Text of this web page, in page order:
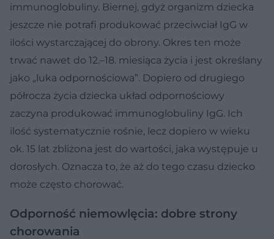
immunoglobuliny. Biernej, gdyż organizm dziecka
jeszcze nie potrafi produkować przeciwciał IgG w
ilości wystarczającej do obrony. Okres ten może
trwać nawet do 12.–18. miesiąca życia i jest określany
jako „luka odpornościowa”. Dopiero od drugiego
półrocza życia dziecka układ odpornościowy
zaczyna produkować immunoglobuliny IgG. Ich
ilość systematycznie rośnie, lecz dopiero w wieku
ok. 15 lat zbliżona jest do wartości, jaka występuje u
dorosłych. Oznacza to, że aż do tego czasu dziecko
może często chorować.
Odporność niemowlęcia: dobre strony
chorowania